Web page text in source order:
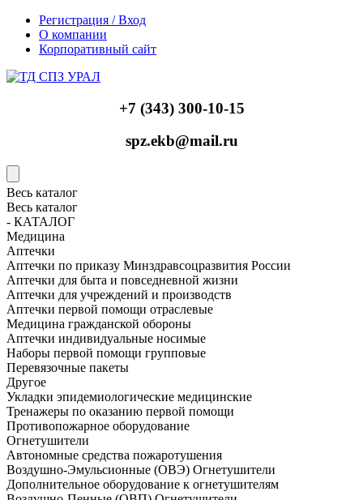
Регистрация / Вход
О компании
Корпоративный сайт
+7 (343) 300-10-15
spz.ekb@mail.ru
Весь каталог
Весь каталог
- КАТАЛОГ
Медицина
Аптечки
Аптечки по приказу Минздравсоцразвития России
Аптечки для быта и повседневной жизни
Аптечки для учреждений и производств
Аптечки первой помощи отраслевые
Медицина гражданской обороны
Аптечки индивидуальные носимые
Наборы первой помощи групповые
Перевязочные пакеты
Другое
Укладки эпидемиологические медицинские
Тренажеры по оказанию первой помощи
Противопожарное оборудование
Огнетушители
Автономные средства пожаротушения
Воздушно-Эмульсионные (ОВЭ) Огнетушители
Дополнительное оборудование к огнетушителям